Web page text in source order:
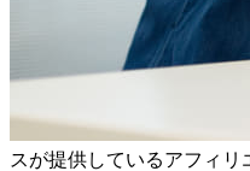
スが提供しているアフィ